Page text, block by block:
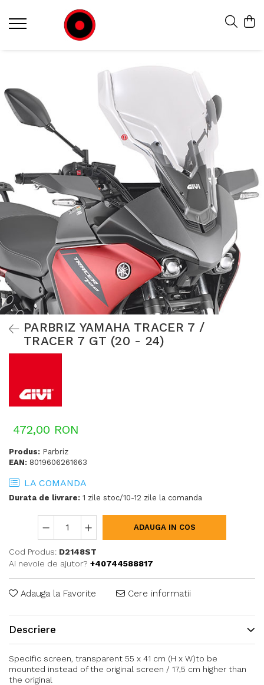
PARBRIZ YAMAHA TRACER 7 /
TRACER 7 GT (20 - 24)
472,00 RON
Produs: Parbriz
EAN: 8019606261663
LA COMANDA
Durata de livrare: 1 zile stoc/10-12 zile la comanda
ADAUGA IN COS
Cod Produs: D2148ST
Ai nevoie de ajutor? +40744588817
Adauga la Favorite Cere informatii
Descriere
Specific screen, transparent 55 x 41 cm (H x W)to be
mounted instead of the original screen / 17,5 cm higher than
the original